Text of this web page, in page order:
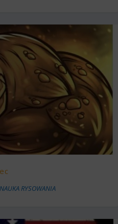
NAUKA RYSOWANIA